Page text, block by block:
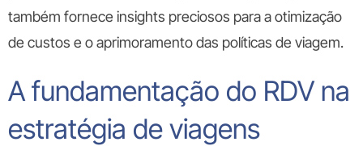
também fornece insights preciosos para a otimização
de custos e o aprimoramento das políticas de viagem.
A fundamentação do RDV na
estratégia de viagens